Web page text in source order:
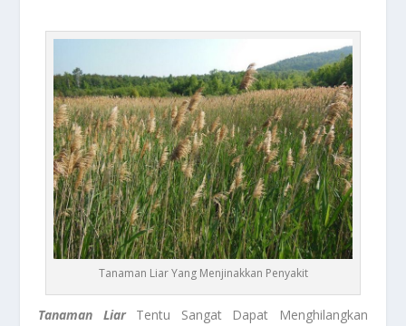
Tanaman Liar Yang Menjinakkan Penyakit
Tanaman LiarTentu Sangat Dapat Menghilangkan